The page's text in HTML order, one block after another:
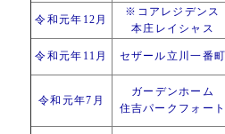
令和元年12月
※コアレジデンス
本庄レイシャス
令和元年11月 セザール立川一番
令和元年7月
ガーデンホーム
住吉パークフォー